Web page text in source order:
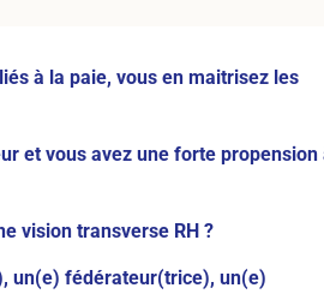
à la paie, vous en maitrisez les
et vous avez une forte propension
vision transverse RH ?
un(e) fédérateur(trice), un(e)